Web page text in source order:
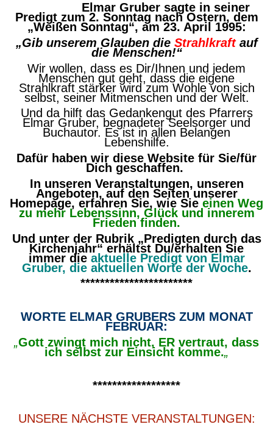
Elmar Gruber sagte in seiner
Predigt zum 2. Sonntag nach Ostern, dem
„Weißen Sonntag“, am 23. April 1995:
„Gib unserem Glauben die Strahlkraftauf
die Menschen!“
Wir wollen, dass es Dir/Ihnen und jedem
Menschen gut geht, dass die eigene
Strahlkraft stärker wird zum Wohle von sich
selbst, seiner Mitmenschen und der Welt.
Und da hilft das Gedankengut des Pfarrers
Elmar Gruber, begnadeter Seelsorger und
Buchautor. Es ist in allen Belangen
Lebenshilfe.
Dafür haben wir diese Website für Sie/für
Dich geschaffen.
In unseren Veranstaltungen, unseren
Angeboten, auf den Seiten unserer
Homepage, erfahren Sie, wie Sie einen Weg
zu mehr Lebenssinn, Glück und innerem
Frieden finden.
Und unter der Rubrik „Predigten durch das
Kirchenjahr“ erhältst Du/erhalten Sie
immer die aktuelle Predigt von Elmar
Gruber, die aktuellen Worte der Woche.
***********************
WORTE ELMAR GRUBERS ZUM MONAT
FEBRUAR:
„Gott zwingt mich nicht, ER vertraut, dass
ich selbst zur Einsicht komme.„
******************
UNSERE NÄCHSTE VERANSTALTUNGEN: